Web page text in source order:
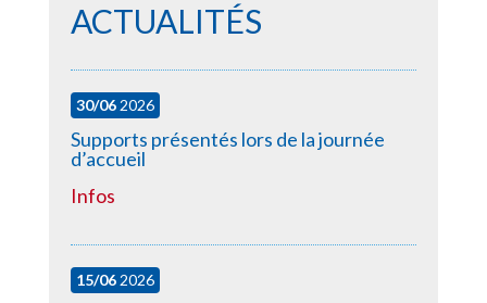
ACTUALITÉS
30/062026
Supports présentés lors de la journée
d’accueil
Infos
15/062026